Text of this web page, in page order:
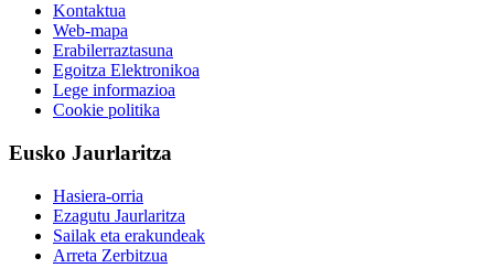
Kontaktua
Web-mapa
Erabilerraztasuna
Egoitza Elektronikoa
Lege informazioa
Cookie politika
Eusko Jaurlaritza
Hasiera-orria
Ezagutu Jaurlaritza
Sailak eta erakundeak
Arreta Zerbitzua